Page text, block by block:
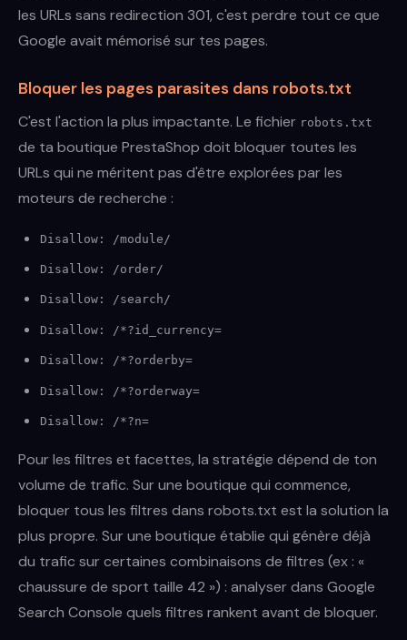
les URLs sans redirection 301, c'est perdre tout ce que
Google avait mémorisé sur tes pages.
Bloquer les pages parasites dans robots.txt
C'est l'action la plus impactante. Le fichier robots.txt
de ta boutique PrestaShop doit bloquer toutes les
URLs qui ne méritent pas d'être explorées par les
moteurs de recherche :
Disallow: /module/
Disallow: /order/
Disallow: /search/
Disallow: /*?id_currency=
Disallow: /*?orderby=
Disallow: /*?orderway=
Disallow: /*?n=
Pour les filtres et facettes, la stratégie dépend de ton
volume de trafic. Sur une boutique qui commence,
bloquer tous les filtres dans robots.txt est la solution la
plus propre. Sur une boutique établie qui génère déjà
du trafic sur certaines combinaisons de filtres (ex : «
chaussure de sport taille 42 ») : analyser dans Google
Search Console quels filtres rankent avant de bloquer.